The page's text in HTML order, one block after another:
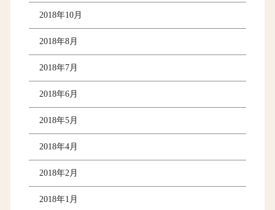
2018年10月
2018年8月
2018年7月
2018年6月
2018年5月
2018年4月
2018年2月
2018年1月